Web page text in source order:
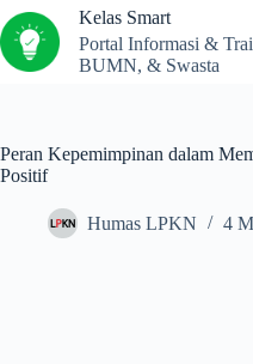
Kelas Smart
Portal Informasi &
BUMN, & Swasta
Peran Kepemimpinan dalam
Positif
Humas LPKN 4